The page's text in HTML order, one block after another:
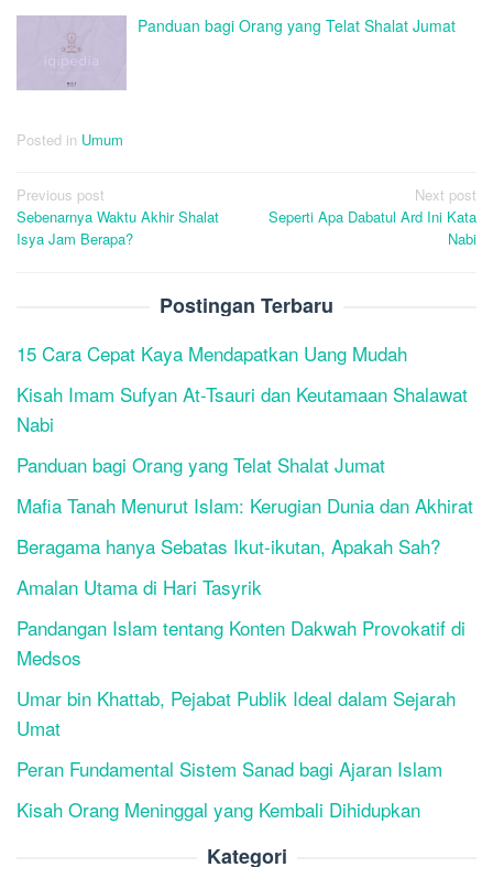
Panduan bagi Orang yang Telat Shalat Jumat
Posted in Umum
Post
navigation
Previous post
Sebenarnya Waktu Akhir Shalat
Isya Jam Berapa?
Next post
Seperti Apa Dabatul Ard Ini Kata
Nabi
Postingan Terbaru
15 Cara Cepat Kaya Mendapatkan Uang Mudah
Kisah Imam Sufyan At-Tsauri dan Keutamaan Shalawat
Nabi
Panduan bagi Orang yang Telat Shalat Jumat
Mafia Tanah Menurut Islam: Kerugian Dunia dan Akhirat
Beragama hanya Sebatas Ikut-ikutan, Apakah Sah?
Amalan Utama di Hari Tasyrik
Pandangan Islam tentang Konten Dakwah Provokatif di
Medsos
Umar bin Khattab, Pejabat Publik Ideal dalam Sejarah
Umat
Peran Fundamental Sistem Sanad bagi Ajaran Islam
Kisah Orang Meninggal yang Kembali Dihidupkan
Kategori